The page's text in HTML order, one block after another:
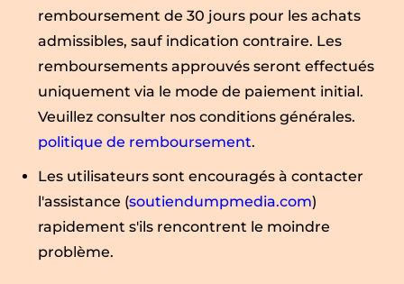
remboursement de 30 jours pour les achats
admissibles, sauf indication contraire. Les
remboursements approuvés seront effectués
uniquement via le mode de paiement initial.
Veuillez consulter nos conditions générales.
politique de remboursement.
Les utilisateurs sont encouragés à contacter
l'assistance (soutiendumpmedia.com)
rapidement s'ils rencontrent le moindre
problème.